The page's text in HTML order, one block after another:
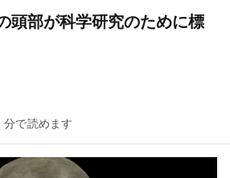
頭部が科学研究のために標
分で読めます